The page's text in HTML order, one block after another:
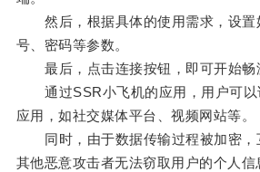
然后，根据具体的使用需求，设置
号、密码等参数。
最后，点击连接按钮，即可开始畅
通过SSR小飞机的应用，用户可以
应用，如社交媒体平台、视频网站等。
同时，由于数据传输过程被加密，
其他恶意攻击者无法窃取用户的个人信